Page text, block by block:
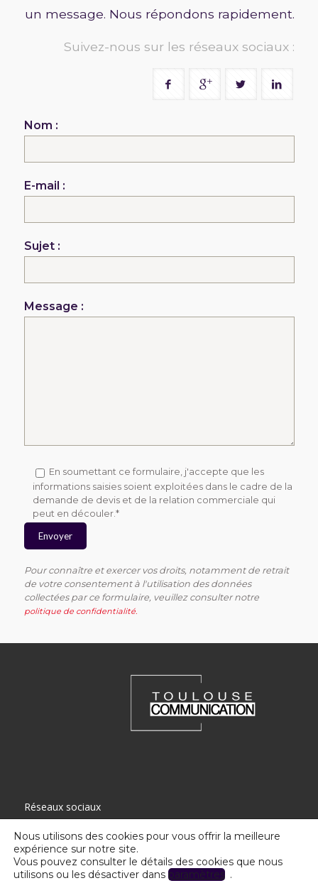
un message. Nous répondons rapidement.
Suivez-nous sur les réseaux sociaux :
Nom :
E-mail :
Sujet :
Message :
En soumettant ce formulaire, j'accepte que les
informations saisies soient exploitées dans le cadre de la
demande de devis et de la relation commerciale qui
peut en découler.*
Pour connaître et exercer vos droits, notamment de retrait
de votre consentement à l'utilisation des données
collectées par ce formulaire, veuillez consulter notre
politique de confidentialité.
Réseaux sociaux
Nous utilisons des cookies pour vous offrir la meilleure
expérience sur notre site.
Vous pouvez consulter le détails des cookies que nous
utilisons ou les désactiver dans paramètres .